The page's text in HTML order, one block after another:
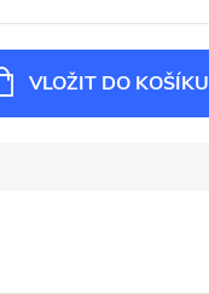
VLOŽIT DO KOŠÍKU